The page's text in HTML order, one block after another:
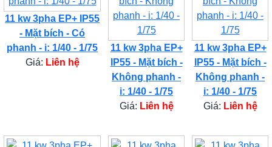
11 kw 3pha EP+ IP55
- Mặt bích - Có
phanh - i: 1/40 - 1/75
Giá: Liên hệ
11 kw 3pha EP+
IP55 - Mặt bích -
Không phanh -
i: 1/40 - 1/75
Giá: Liên hệ
11 kw 3pha EP+
IP55 - Mặt bích -
Không phanh -
i: 1/40 - 1/75
Giá: Liên hệ